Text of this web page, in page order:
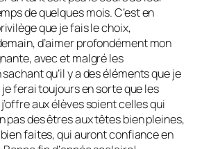
de quelques mois. C’est en
que je fais le choix,
d’aimer profondément mon
avec et malgré les
qu’il y a des éléments que je
ferai toujours en sorte que les
aux élèves soient celles qui
pas des êtres aux têtes bien pleines,
faites, qui auront confiance en